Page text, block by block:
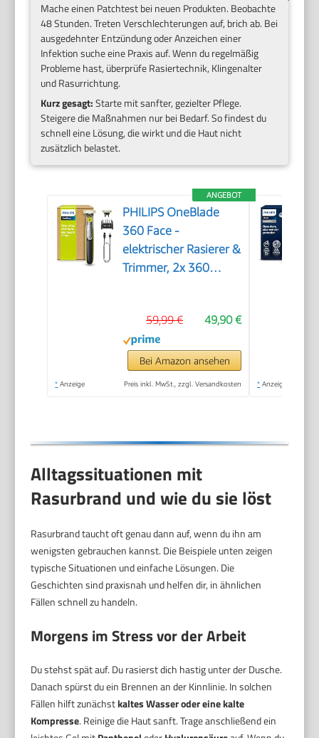
Mache einen Patchtest bei neuen Produkten. Beobachte
48 Stunden. Treten Verschlechterungen auf, brich ab. Bei
ausgedehnter Entzündung oder Anzeichen einer
Infektion suche eine Praxis auf. Wenn du regelmäßig
Probleme hast, überprüfe Rasiertechnik, Klingenalter
und Rasurrichtung.
Kurz gesagt:Starte mit sanfter, gezielter Pflege.
Steigere die Maßnahmen nur bei Bedarf. So findest du
schnell eine Lösung, die wirkt und die Haut nicht
zusätzlich belastet.
ANGEBOT
PHILIPS OneBlade
360 Face -
elektrischer Rasierer &
Trimmer, 2x 360
Nass- & Trockenrasur,
Akku-USB, fürs
Gesicht (QP2734/30)
49,90 €
59,99 €
Bei Amazon ansehen
* Anzeige Preis inkl. MwSt., zzgl. Versandkosten * Anzeige
Alltagssituationen mit
Rasurbrand und wie du sie löst
Rasurbrand taucht oft genau dann auf, wenn du ihn am
wenigsten gebrauchen kannst. Die Beispiele unten zeigen
typische Situationen und einfache Lösungen. Die
Geschichten sind praxisnah und helfen dir, in ähnlichen
Fällen schnell zu handeln.
Morgens im Stress vor der Arbeit
Du stehst spät auf. Du rasierst dich hastig unter der Dusche.
Danach spürst du ein Brennen an der Kinnlinie. In solchen
Fällen hilft zunächstkaltes Wasser oder eine kalte
Kompresse. Reinige die Haut sanft. Trage anschließend ein